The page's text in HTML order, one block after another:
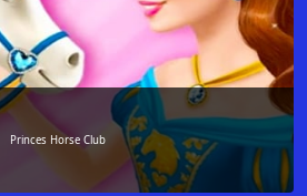
Princes Horse Club